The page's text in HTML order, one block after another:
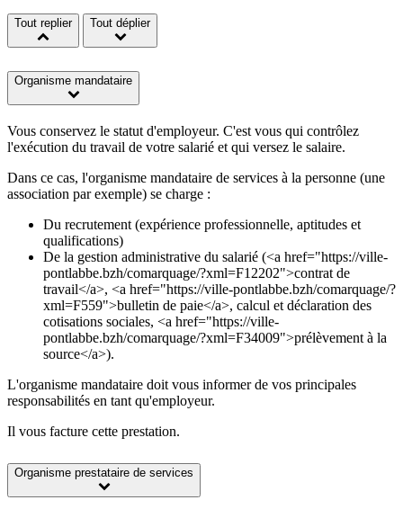
Tout replier Tout déplier
Organisme mandataire
Vous conservez le statut d'employeur. C'est vous qui contrôlez
l'exécution du travail de votre salarié et qui versez le salaire.
Dans ce cas, l'organisme mandataire de services à la personne (une
association par exemple) se charge :
Du recrutement (expérience professionnelle, aptitudes et
qualifications)
De la gestion administrative du salarié (<a href="https://ville-
pontlabbe.bzh/comarquage/?xml=F12202">contrat de
travail</a>, <a href="https://ville-pontlabbe.bzh/comarquage/?
xml=F559">bulletin de paie</a>, calcul et déclaration des
cotisations sociales, <a href="https://ville-
pontlabbe.bzh/comarquage/?xml=F34009">prélèvement à la
source</a>).
L'organisme mandataire doit vous informer de vos principales
responsabilités en tant qu'employeur.
Il vous facture cette prestation.
Organisme prestataire de services